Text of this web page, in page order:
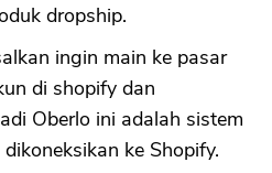
dropship.
ingin main ke pasar
di shopify dan
Oberlo ini adalah sistem
ke Shopify.